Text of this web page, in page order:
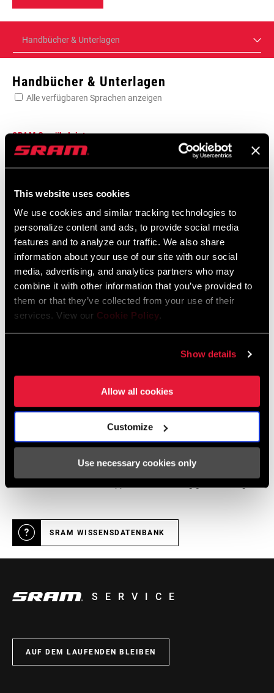
This website uses cookies
We use cookies and similar tracking technologies to
personalize content and ads, to provide social media
features and to analyze our traffic. We also share
information about your use of our site with our social
media, advertising, and analytics partners who may
combine it with other information that you’ve provided to
them or that they’ve collected from your use of their
services. View our Cookie Policy.
Show details
Allow all cookies
Customize
Use necessary cookies only
Handbücher & Unterlagen
Handbücher & Unterlagen
Alle verfügbaren Sprachen anzeigen
SRAM Gewährleistung
SRAM und Zipp Gewährleistung
Händlersuche
Wir empfehlen dir, deinen Fahrradladen vor Ort - insbesondere
einen autorisierten SRAM-Händler - aufzusuchen, um fachkundige
Beratung, Installation und Service für SRAM-Produkte zu erhalten.
Online Hilfe
SRAM WISSENSDATENBANK
SERVICE
AUF DEM LAUFENDEN BLEIBEN